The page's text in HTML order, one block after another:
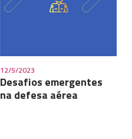
12/5/2023
Desafios emergentes
na defesa aérea